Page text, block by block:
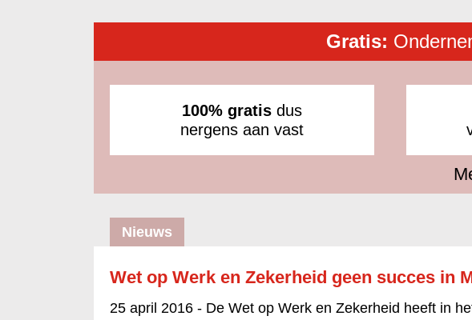
Gratis:
100% gratis dus
nergens aan vast
Nieuws
Wet op Werk en Zekerheid geen succes in
25 april 2016 - De Wet op Werk en Zekerheid heeft in